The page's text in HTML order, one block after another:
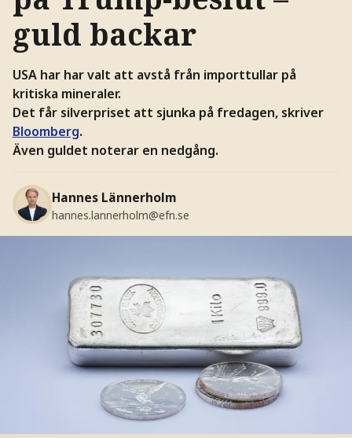
guld backar
USA har har valt att avstå från importtullar på
kritiska mineraler.
Det får silverpriset att sjunka på fredagen, skriver
Bloomberg.
Även guldet noterar en nedgång.
Hannes Lännerholm
hannes.lannerholm@efn.se